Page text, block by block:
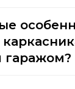
гаражом?